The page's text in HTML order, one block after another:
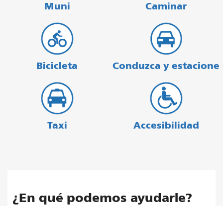
Muni Caminar
Bicicleta Conduzca y estacione
Taxi Accesibilidad
¿En qué podemos ayudarle?